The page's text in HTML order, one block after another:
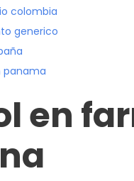
colombia
generico
panama
en